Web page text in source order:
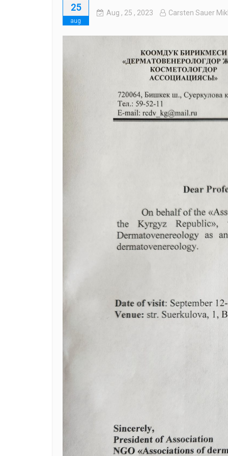
25
aug
Aug , 25 , 2023 Carsten Sauer